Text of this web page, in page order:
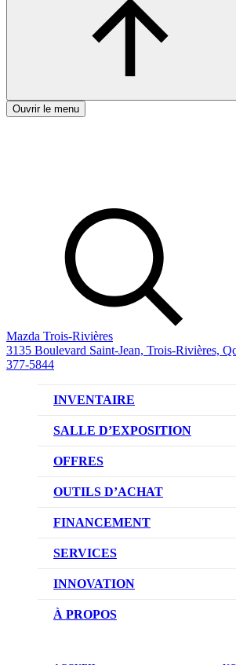
Ouvrir le menu
Mazda Trois-Rivières
3135 Boulevard Saint-Jean, Trois-Rivières,
377-5844
INVENTAIRE
VÉHICULES NEUFS
VÉHICULES D’OCCASION
SALLE D’EXPOSITION
OFFRES
OFFRES DU
OUTILS D’ACHAT
CONFIGUREZ VOTRE
RÉSERVEZ UN ESSAI
DEMANDEZ UN PRIX
FINANCEMENT
NOTRE DIFFÉRENCE
DEMANDE DE CRÉDIT AUTO
SERVICES
NOTRE PROMESSE
PRENDRE UN RENDEZ-VOUS
INNOVATION
TECHNOLOGIE SKYACTIV
À PROPOS